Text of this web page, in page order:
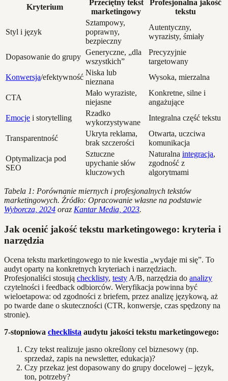
Kryterium
Przeciętny tekst
marketingowy
Profesjonalna jakość
tekstu
Styl i język
Sztampowy,
poprawny,
bezpieczny
Autentyczny,
wyrazisty, śmiały
Dopasowanie do grupy
Generyczne, „dla
wszystkich”
Precyzyjnie
targetowany
Konwersja/efektywność
Niska lub
nieznana
Wysoka, mierzalna
CTA
Mało wyraziste,
niejasne
Konkretne, silne i
angażujące
Emocje i storytelling
Rzadko
wykorzystywane
Integralna część tekstu
Transparentność
Ukryta reklama,
brak szczerości
Otwarta, uczciwa
komunikacja
Optymalizacja pod
SEO
Sztuczne
upychanie słów
kluczowych
Naturalna integracja,
zgodność z
algorytmami
Tabela 1: Porównanie miernych i profesjonalnych tekstów
marketingowych. Źródło: Opracowanie własne na podstawie
Wyborcza, 2024 oraz Kantar Media, 2023.
Jak ocenić jakość tekstu marketingowego: kryteria i
narzędzia
Ocena tekstu marketingowego to nie kwestia „wydaje mi się”. To
audyt oparty na konkretnych kryteriach i narzędziach.
Profesjonaliści stosują checklisty, testy A/B, narzędzia do analizy
czytelności i feedback odbiorców. Weryfikacja powinna być
wieloetapowa: od zgodności z briefem, przez analizę językową, aż
po twarde dane o skuteczności (CTR, konwersje, czas spędzony na
stronie).
7-stopniowa checklista audytu jakości tekstu marketingowego:
Czy tekst realizuje jasno określony cel biznesowy (np.
sprzedaż, zapis na newsletter, edukacja)?
Czy przekaz jest dopasowany do grupy docelowej – język,
ton, potrzeby?